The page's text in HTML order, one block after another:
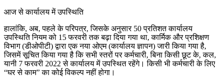
आज से कार्यालय में उपस्थिति
हालांकि, अब, पहले के परिपत्र, जिसके अनुसार 50 प्रतिशत कार्यालय
उपस्थिति नियम को 15 फरवरी तक बढ़ा दिया गया था, कार्मिक और प्रशिक्षण
विभाग (डीओपीटी) द्वारा एक नया ओएम (कार्यालय ज्ञापन) जारी किया गया है,
जिसमें सूचित किया गया है कि सभी स्तरों पर कर्मचारी, बिना किसी छूट के, कल,
यानी 7 फरवरी 2022 से कार्यालय में उपस्थित रहेंगे। किसी भी कर्मचारी के लिए
“घर से काम” का कोई विकल्प नहीं होगा।